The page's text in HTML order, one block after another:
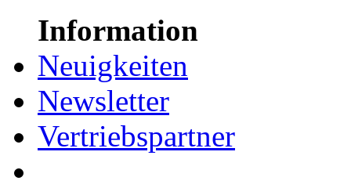
Information
Neuigkeiten
Newsletter
Vertriebspartner